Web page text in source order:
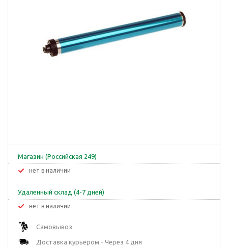
Магазин (Российская 249)
Нет в наличии
Удаленный склад (4-7 дней)
Нет в наличии
Самовывоз
Доставка курьером - Через 4 дня